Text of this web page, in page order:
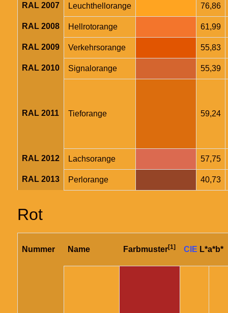
RAL 2007 Leuchthellorange 76,86
RAL 2008 Hellrotorange 61,99
RAL 2009 Verkehrsorange 55,83
RAL 2010 Signalorange 55,39
RAL 2011 Tieforange 59,24
RAL 2012 Lachsorange 57,75
RAL 2013 Perlorange 40,73
Rot
Nummer Name Farbmuster[1] CIE L*a*b*